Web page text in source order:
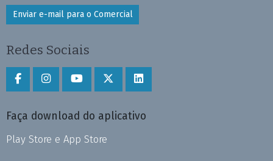
Enviar e-mail para o Comercial
Redes Sociais
Faça download do aplicativo
Play Store e App Store